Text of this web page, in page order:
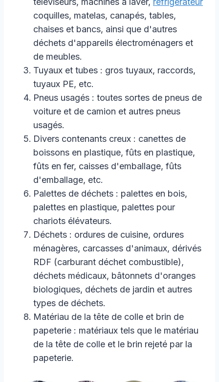
coquilles, matelas, canapés, tables,
chaises et bancs, ainsi que d'autres
déchets d'appareils électroménagers et
de meubles.
Tuyaux et tubes : gros tuyaux, raccords,
tuyaux PE, etc.
Pneus usagés : toutes sortes de pneus de
voiture et de camion et autres pneus
usagés.
Divers contenants creux : canettes de
boissons en plastique, fûts en plastique,
fûts en fer, caisses d'emballage, fûts
d'emballage, etc.
Palettes de déchets : palettes en bois,
palettes en plastique, palettes pour
chariots élévateurs.
Déchets : ordures de cuisine, ordures
ménagères, carcasses d'animaux, dérivés
RDF (carburant déchet combustible),
déchets médicaux, bâtonnets d'oranges
biologiques, déchets de jardin et autres
types de déchets.
Matériau de la tête de colle et brin de
papeterie : matériaux tels que le matériau
de la tête de colle et le brin rejeté par la
papeterie.